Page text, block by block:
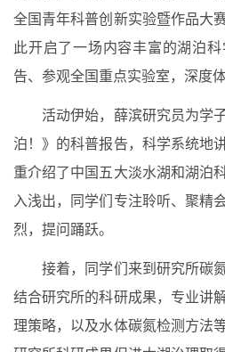
全国青年科普创新实验暨作品大
此开启了一场内容丰富的湖泊
告、参观全国重点实验室，深度
活动伊始，薛滨研究员为学
泊！》的科普报告，科学系统地
重介绍了中国五大淡水湖和湖泊
入浅出，同学们专注聆听、聚精
烈，提问踊跃。
接着，同学们来到研究所碳
结合研究所的科研成果， 专业讲
理策略，以及水体碳氮检测方法